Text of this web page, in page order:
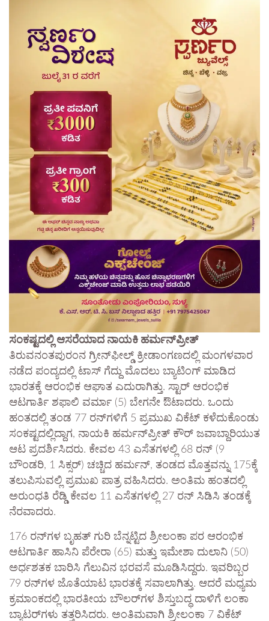
ಸಂಕಷ್ಟದಲ್ಲಿ ಆಸರೆಯಾದ ನಾಯಕಿ ಹರ್ಮನ್‌ಪ್ರೀತ್​
ತಿರುವನಂತಪುರಂನ ಗ್ರೀನ್‌ಫೀಲ್ಡ್ ಕ್ರೀಡಾಂಗಣದಲ್ಲಿ ಮಂಗಳವಾರ
ನಡೆದ ಪಂದ್ಯದಲ್ಲಿ ಟಾಸ್ ಗೆದ್ದು ಮೊದಲು ಬ್ಯಾಟಿಂಗ್ ಮಾಡಿದ
ಭಾರತಕ್ಕೆ ಆರಂಭಿಕ ಆಘಾತ ಎದುರಾಗಿತ್ತು. ಸ್ಟಾರ್ ಆರಂಭಿಕ
ಆಟಗಾರ್ತಿ ಶಫಾಲಿ ವರ್ಮಾ (5) ಬೇಗನೇ ಔಟಾದರು. ಒಂದು
ಹಂತದಲ್ಲಿ ತಂಡ 77 ರನ್‌ಗಳಿಗೆ 5 ಪ್ರಮುಖ ವಿಕೆಟ್ ಕಳೆದುಕೊಂಡು
ಸಂಕಷ್ಟದಲ್ಲಿದ್ದಾಗ, ನಾಯಕಿ ಹರ್ಮನ್‌ಪ್ರೀತ್ ಕೌರ್ ಜವಾಬ್ದಾರಿಯುತ
ಆಟ ಪ್ರದರ್ಶಿಸಿದರು. ಕೇವಲ 43 ಎಸೆತಗಳಲ್ಲಿ 68 ರನ್ (9
ಬೌಂಡರಿ, 1 ಸಿಕ್ಸರ್) ಚಚ್ಚಿದ ಹರ್ಮನ್, ತಂಡದ ಮೊತ್ತವನ್ನು 175ಕ್ಕೆ
ತಲುಪಿಸುವಲ್ಲಿ ಪ್ರಮುಖ ಪಾತ್ರ ವಹಿಸಿದರು. ಅಂತಿಮ ಹಂತದಲ್ಲಿ
ಅರುಂಧತಿ ರೆಡ್ಡಿ ಕೇವಲ 11 ಎಸೆತಗಳಲ್ಲಿ 27 ರನ್ ಸಿಡಿಸಿ ತಂಡಕ್ಕೆ
ನೆರವಾದರು.
176 ರನ್‌ಗಳ ಬೃಹತ್ ಗುರಿ ಬೆನ್ನಟ್ಟಿದ ಶ್ರೀಲಂಕಾ ಪರ ಆರಂಭಿಕ
ಆಟಗಾರ್ತಿ ಹಾಸಿನಿ ಪೆರೇರಾ (65) ಮತ್ತು ಇಮೇಶಾ ದುಲಾನಿ (50)
ಅರ್ಧಶತಕ ಬಾರಿಸಿ ಗೆಲುವಿನ ಭರವಸೆ ಮೂಡಿಸಿದ್ದರು. ಇವರಿಬ್ಬರ
79 ರನ್‌ಗಳ ಜೊತೆಯಾಟ ಭಾರತಕ್ಕೆ ಸವಾಲಾಗಿತ್ತು. ಆದರೆ ಮಧ್ಯಮ
ಕ್ರಮಾಂಕದಲ್ಲಿ ಭಾರತೀಯ ಬೌಲರ್‌ಗಳ ಶಿಸ್ತುಬದ್ಧ ದಾಳಿಗೆ ಲಂಕಾ
ಬ್ಯಾಟರ್‌ಗಳು ತತ್ತರಿಸಿದರು. ಅಂತಿಮವಾಗಿ ಶ್ರೀಲಂಕಾ 7 ವಿಕೆಟ್